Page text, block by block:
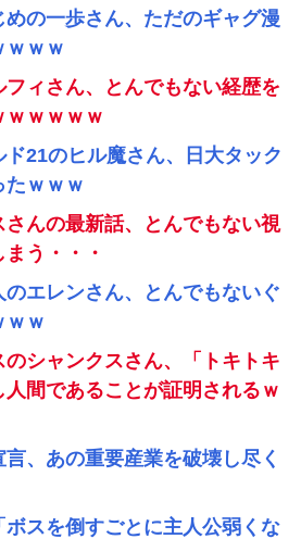
めの一歩さん、ただのギャグ漫
ｗｗｗ
フィさん、とんでもない経歴を
ｗｗｗｗｗ
ド21のヒル魔さん、日大タック
ｗｗｗ
さんの最新話、とんでもない視
う・・・
のエレンさん、とんでもないぐ
ｗｗ
のシャンクスさん、「トキトキ
間であることが証明されるｗ
言、あの重要産業を破壊し尽く
ボスを倒すごとに主人公弱くな